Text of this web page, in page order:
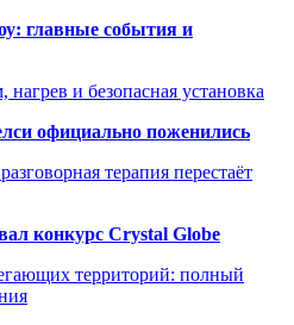
главные события и
и безопасная установка
официально поженились
терапия перестаёт
конкурс Crystal Globe
территорий: полный